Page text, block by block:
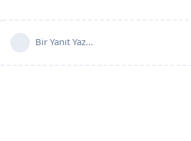
Bir Yanıt Yaz...